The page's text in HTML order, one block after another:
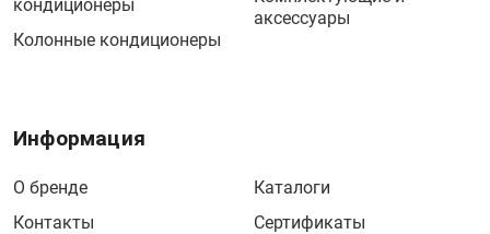
кондиционеры
Колонные кондиционеры
аксессуары
Информация
О бренде
Контакты
Каталоги
Сертификаты